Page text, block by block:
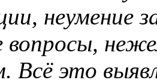
неумение
Всё это